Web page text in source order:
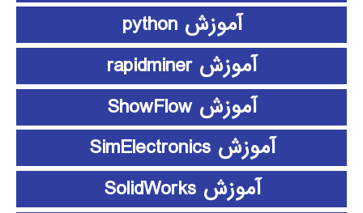
آموزش python
آموزش rapidminer
آموزش ShowFlow
آموزش SimElectronics
آموزش SolidWorks